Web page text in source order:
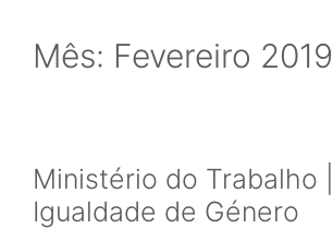
Mês: Fevereiro 2019
Ministério do Trabalho |
Igualdade de Género